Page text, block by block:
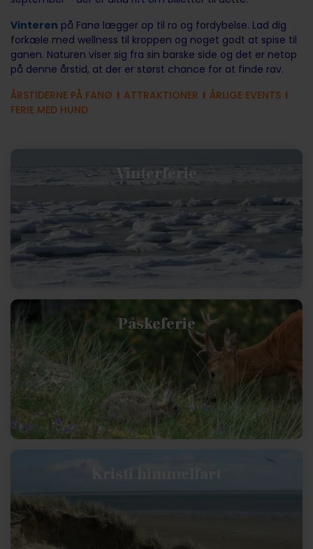
Vinteren på Fanø lægger op til ro og fordybelse. Lad dig
forkæle med wellness til kroppen og noget godt at spise til
ganen. Naturen viser sig fra sin barske side og det er netop
på denne årstid, at der er størst chance for at finde rav.
ÅRSTIDERNE PÅ FANØ l ATTRAKTIONER l ÅRLIGE EVENTS l
FERIE MED HUND
Vinterferie
Påskeferie